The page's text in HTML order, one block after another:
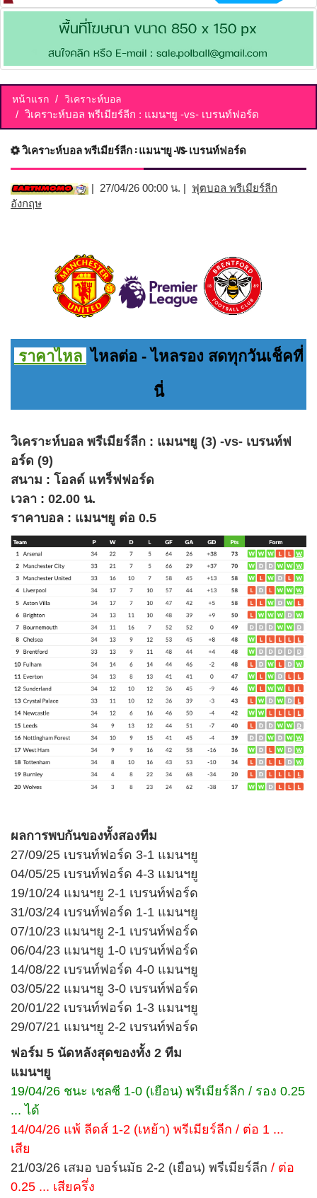
หน้าแรก วิเคราะห์บอล
วิเคราะห์บอล พรีเมียร์ลีก : แมนฯยู -vs- เบรนท์ฟอร์ด
วิเคราะห์บอล พรีเมียร์ลีก : แมนฯยู -vs- เบรนท์ฟอร์ด
| 27/04/26 00:00 น. | ฟุตบอล พรีเมียร์ลีก
อังกฤษ
ราคาไหล ไหลต่อ - ไหลรอง สดทุกวันเช็คที่
นี่
วิเคราะห์บอล พรีเมียร์ลีก : แมนฯยู (3) -vs- เบรนท์ฟ
อร์ด (9)
สนาม : โอลด์ แทร็ฟฟอร์ด
เวลา : 02.00 น.
ราคาบอล : แมนฯยู ต่อ 0.5
ผลการพบกันของทั้งสองทีม
27/09/25 เบรนท์ฟอร์ด 3-1 แมนฯยู
04/05/25 เบรนท์ฟอร์ด 4-3 แมนฯยู
19/10/24 แมนฯยู 2-1 เบรนท์ฟอร์ด
31/03/24 เบรนท์ฟอร์ด 1-1 แมนฯยู
07/10/23 แมนฯยู 2-1 เบรนท์ฟอร์ด
06/04/23 แมนฯยู 1-0 เบรนท์ฟอร์ด
14/08/22 เบรนท์ฟอร์ด 4-0 แมนฯยู
03/05/22 แมนฯยู 3-0 เบรนท์ฟอร์ด
20/01/22 เบรนท์ฟอร์ด 1-3 แมนฯยู
29/07/21 แมนฯยู 2-2 เบรนท์ฟอร์ด
ฟอร์ม 5 นัดหลังสุดของทั้ง 2 ทีม
แมนฯยู
19/04/26 ชนะ เชลซี 1-0 (เยือน) พรีเมียร์ลีก / รอง 0.25
... ได้
14/04/26 แพ้ ลีดส์ 1-2 (เหย้า) พรีเมียร์ลีก / ต่อ 1 ...
เสีย
21/03/26 เสมอ บอร์นมัธ 2-2 (เยือน) พรีเมียร์ลีก / ต่อ
0.25 ... เสียครึ่ง